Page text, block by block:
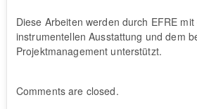
Diese Arbeiten werden durch EFRE
instrumentellen Ausstattung und dem
Projektmanagement unterstützt.
Comments are closed.